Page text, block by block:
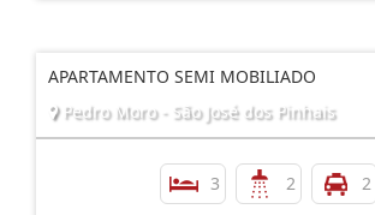
APARTAMENTO SEMI MOBILIADO
Pedro Moro - São José dos Pinhais
3 2 2